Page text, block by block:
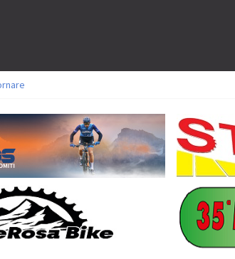
e Gallis. Signorelli 5^ la migliore tra gli italiani
sfida agonistica di una leggendaria storia
argento azzurro a Monteceneri